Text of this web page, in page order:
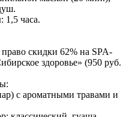
1,5 часа.
скидки 62% на SPA-
здоровье» (950 руб.
с ароматными травами и